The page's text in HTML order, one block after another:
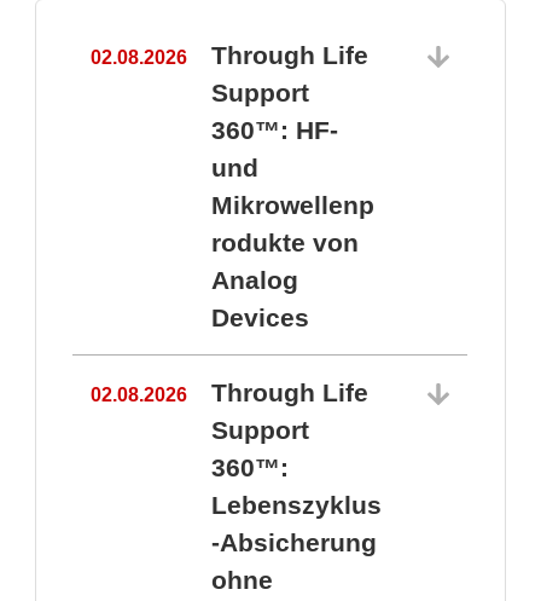
02.08.2026
Through Life
Support
360™: HF-
und
Mikrowellenp
rodukte von
Analog
Devices
02.08.2026
Through Life
Support
360™:
Lebenszyklus
-Absicherung
ohne